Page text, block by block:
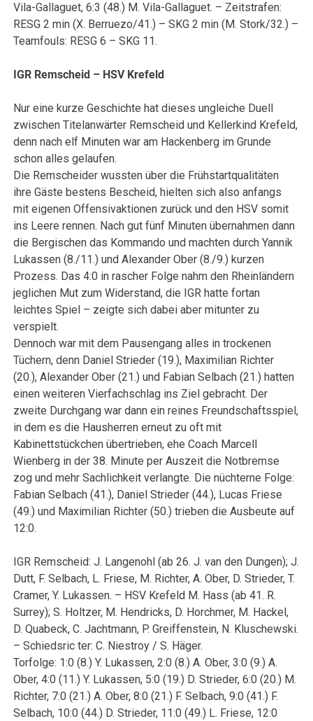
Vila-Gallaguet, 6:3 (48.) M. Vila-Gallaguet. – Zeitstrafen:
RESG 2 min (X. Berruezo/41.) – SKG 2 min (M. Stork/32.) –
Teamfouls: RESG 6 – SKG 11.
IGR Remscheid – HSV Krefeld
Nur eine kurze Geschichte hat dieses ungleiche Duell
zwischen Titelanwärter Remscheid und Kellerkind Krefeld,
denn nach elf Minuten war am Hackenberg im Grunde
schon alles gelaufen.
Die Remscheider wussten über die Frühstartqualitäten
ihre Gäste bestens Bescheid, hielten sich also anfangs
mit eigenen Offensivaktionen zurück und den HSV somit
ins Leere rennen. Nach gut fünf Minuten übernahmen dann
die Bergischen das Kommando und machten durch Yannik
Lukassen (8./11.) und Alexander Ober (8./9.) kurzen
Prozess. Das 4:0 in rascher Folge nahm den Rheinländern
jeglichen Mut zum Widerstand, die IGR hatte fortan
leichtes Spiel – zeigte sich dabei aber mitunter zu
verspielt.
Dennoch war mit dem Pausengang alles in trockenen
Tüchern, denn Daniel Strieder (19.), Maximilian Richter
(20.), Alexander Ober (21.) und Fabian Selbach (21.) hatten
einen weiteren Vierfachschlag ins Ziel gebracht. Der
zweite Durchgang war dann ein reines Freundschaftsspiel,
in dem es die Hausherren erneut zu oft mit
Kabinettstückchen übertrieben, ehe Coach Marcell
Wienberg in der 38. Minute per Auszeit die Notbremse
zog und mehr Sachlichkeit verlangte. Die nüchterne Folge:
Fabian Selbach (41.), Daniel Strieder (44.), Lucas Friese
(49.) und Maximilian Richter (50.) trieben die Ausbeute auf
12:0.
IGR Remscheid: J. Langenohl (ab 26. J. van den Dungen); J.
Dutt, F. Selbach, L. Friese, M. Richter, A. Ober, D. Strieder, T.
Cramer, Y. Lukassen. – HSV Krefeld M. Hass (ab 41. R.
Surrey); S. Holtzer, M. Hendricks, D. Horchmer, M. Hackel,
D. Quabeck, C. Jachtmann, P. Greiffenstein, N. Kluschewski.
– Schiedsric ter: C. Niestroy / S. Häger.
Torfolge: 1:0 (8.) Y. Lukassen, 2:0 (8.) A. Ober, 3:0 (9.) A.
Ober, 4:0 (11.) Y. Lukassen, 5:0 (19.) D. Strieder, 6:0 (20.) M.
Richter, 7:0 (21.) A. Ober, 8:0 (21.) F. Selbach, 9:0 (41.) F.
Selbach, 10:0 (44.) D. Strieder, 11:0 (49.) L. Friese, 12:0